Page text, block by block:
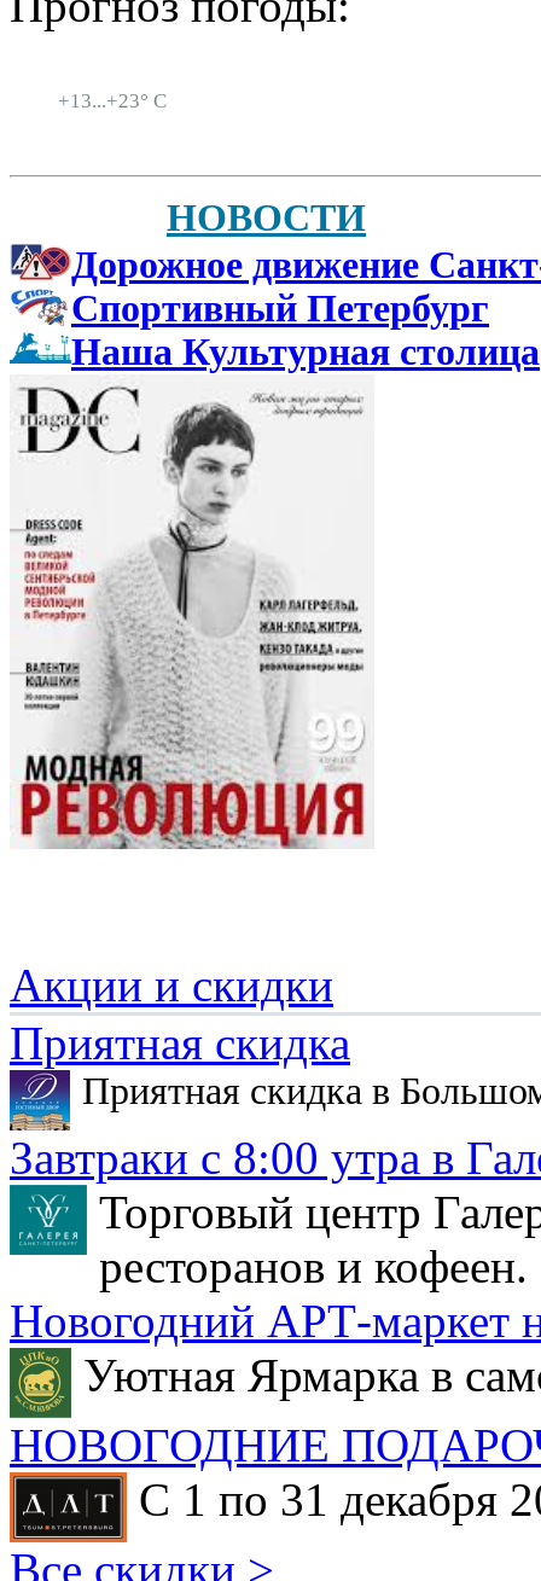
+13...+23° C
НОВОСТИ
Дорожное движение
Спортивный Петербург
Наша Культурная столица
Акции и скидки
Приятная скидка
Приятная скидка в
Завтраки с 8:00 утра в
Торговый центр
ресторанов и кофеен.
Новогодний АРТ-маркет
Уютная Ярмарка в
НОВОГОДНИЕ
С 1 по 31 декабря
Все скидки >